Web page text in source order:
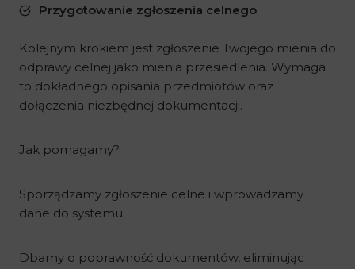
Przygotowanie zgłoszenia celnego
Kolejnym krokiem jest zgłoszenie Twojego mienia do
odprawy celnej jako mienia przesiedlenia. Wymaga
to dokładnego opisania przedmiotów oraz
dołączenia niezbędnej dokumentacji.
Jak pomagamy?
Sporządzamy zgłoszenie celne i wprowadzamy
dane do systemu.
Dbamy o poprawność dokumentów, eliminując